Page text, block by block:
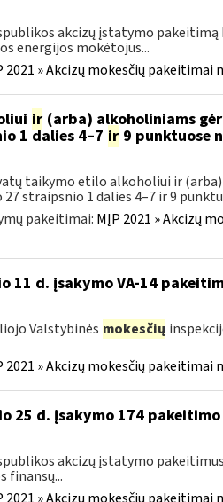
akcizų įstatymo pakeitimą
energijos mokėtojus...
2021 » Akcizų mokesčių pakeitimai
ir(arba) alkoholiniams
1 dalies 4–7 ir9 punktuose
taikymo etilo alkoholiui ir
straipsnio 1 dalies 4–7 ir 9
pakeitimai: MĮP 2021 » Akcizų
11 d. įsakymo VA-14
Valstybinės mokesčių
2021 » Akcizų mokesčių pakeitimai
25 d. įsakymo 174 pakeitimo
akcizų įstatymo
finansų...